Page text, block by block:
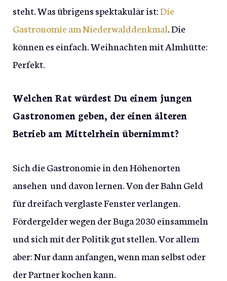
steht. Was übrigens spektakulär ist:Die
Gastronomie am Niederwalddenkmal. Die
können es einfach. Weihnachten mit Almhütte:
Perfekt.
Welchen Rat würdest Du einem jungen
Gastronomen geben, der einen älteren
Betrieb am Mittelrhein übernimmt?
Sich die Gastronomie in den Höhenorten
ansehen und davon lernen. Von der Bahn Geld
für dreifach verglaste Fenster verlangen.
Fördergelder wegen der Buga 2030 einsammeln
und sich mit der Politik gut stellen. Vor allem
aber: Nur dann anfangen, wenn man selbst oder
der Partner kochen kann.